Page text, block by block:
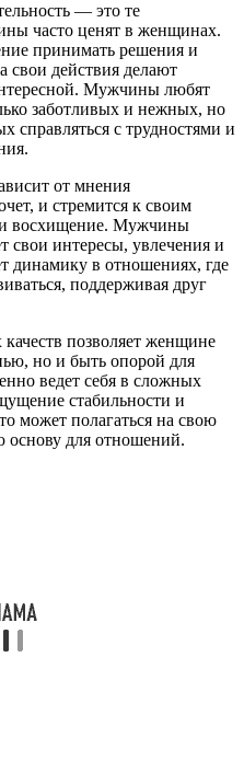
— это те
часто ценят в женщинах.
принимать решения и
свои действия делают
Мужчины любят
заботливых и нежных, но
справляться с трудностями и
от мнения
и стремится к своим
и восхищение. Мужчины
свои интересы, увлечения и
динамику в отношениях, где
поддерживая друг
позволяет женщине
но и быть опорой для
ведет себя в сложных
стабильности и
может полагаться на свою
основу для отношений.